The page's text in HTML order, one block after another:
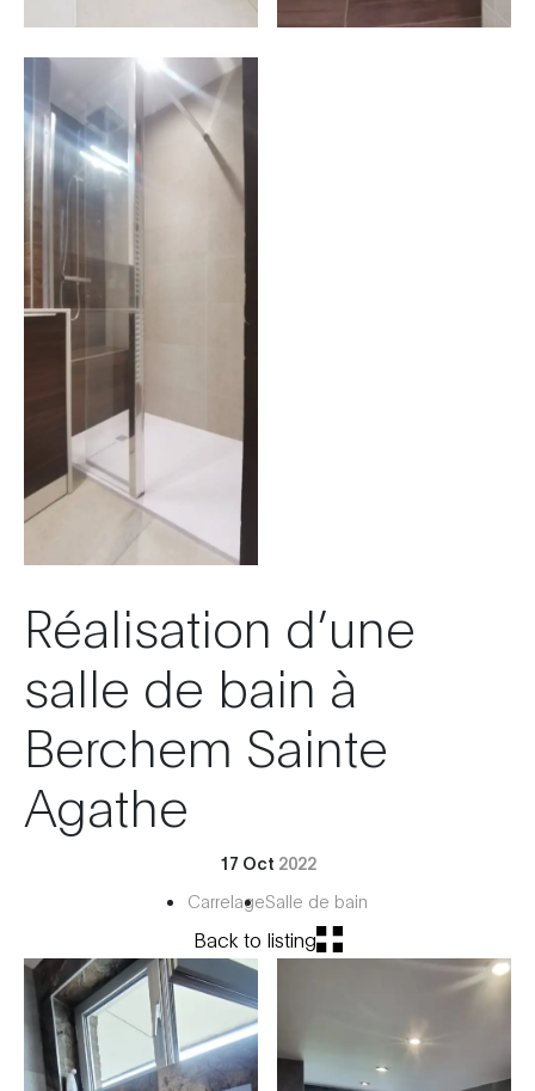
Réalisation d’une
salle de bain à
Berchem Sainte
Agathe
17 Oct 2022
CarrelageSalle de bain
Back to listing